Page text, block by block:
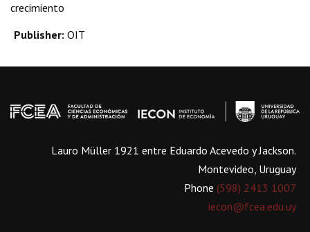
crecimiento
Publisher: OIT
Lauro Müller 1921 entre Eduardo Acevedo y Jackson.
Montevideo, Uruguay
Phone (598) 2413 1007
iecon@fcea.edu.uy